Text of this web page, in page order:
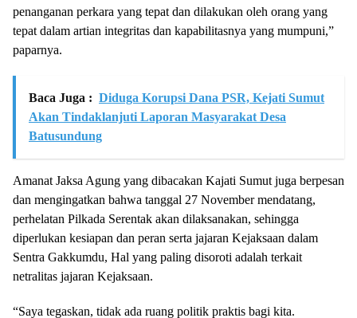
penanganan perkara yang tepat dan dilakukan oleh orang yang
tepat dalam artian integritas dan kapabilitasnya yang mumpuni,”
paparnya.
Baca Juga : Diduga Korupsi Dana PSR, Kejati Sumut
Akan Tindaklanjuti Laporan Masyarakat Desa
Batusundung
Amanat Jaksa Agung yang dibacakan Kajati Sumut juga berpesan
dan mengingatkan bahwa tanggal 27 November mendatang,
perhelatan Pilkada Serentak akan dilaksanakan, sehingga
diperlukan kesiapan dan peran serta jajaran Kejaksaan dalam
Sentra Gakkumdu, Hal yang paling disoroti adalah terkait
netralitas jajaran Kejaksaan.
“Saya tegaskan, tidak ada ruang politik praktis bagi kita.